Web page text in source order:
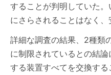
することが判明していた
にさらされることはなく、
詳細な調査の結果、2種類
に制限されているとの結
する装置すべてを交換す